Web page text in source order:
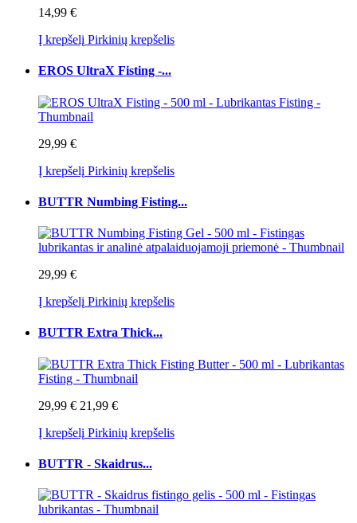
14,99 €
Į krepšelį Pirkinių krepšelis
EROS UltraX Fisting -...
29,99 €
Į krepšelį Pirkinių krepšelis
BUTTR Numbing Fisting...
29,99 €
Į krepšelį Pirkinių krepšelis
BUTTR Extra Thick...
29,99 € 21,99 €
Į krepšelį Pirkinių krepšelis
BUTTR - Skaidrus...